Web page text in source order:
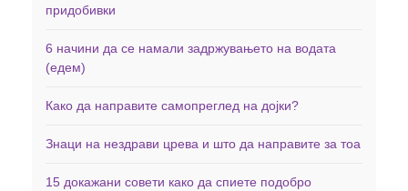
придобивки
6 начини да се намали задржувањето на водата
(едем)
Како да направите самопреглед на дојки?
Знаци на нездрави црева и што да направите за тоа
15 докажани совети како да спиете подобро